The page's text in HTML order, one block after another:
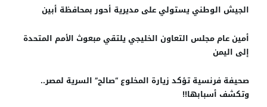
الجيش الوطني يستولي على مديرية أحور بمحافظة أبين
أمين عام مجلس التعاون الخليجي يلتقي مبعوث الأمم المتحدة
إلى اليمن
صحيفة فرنسية تؤكد زيارة المخلوع “صالح” السرية لمصر..
وتكشف أسبابها!!